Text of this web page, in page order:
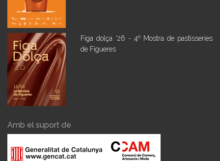
Figa dolça '26 - 4º Mostra de pastisseries
de Figueres
Amb el suport de